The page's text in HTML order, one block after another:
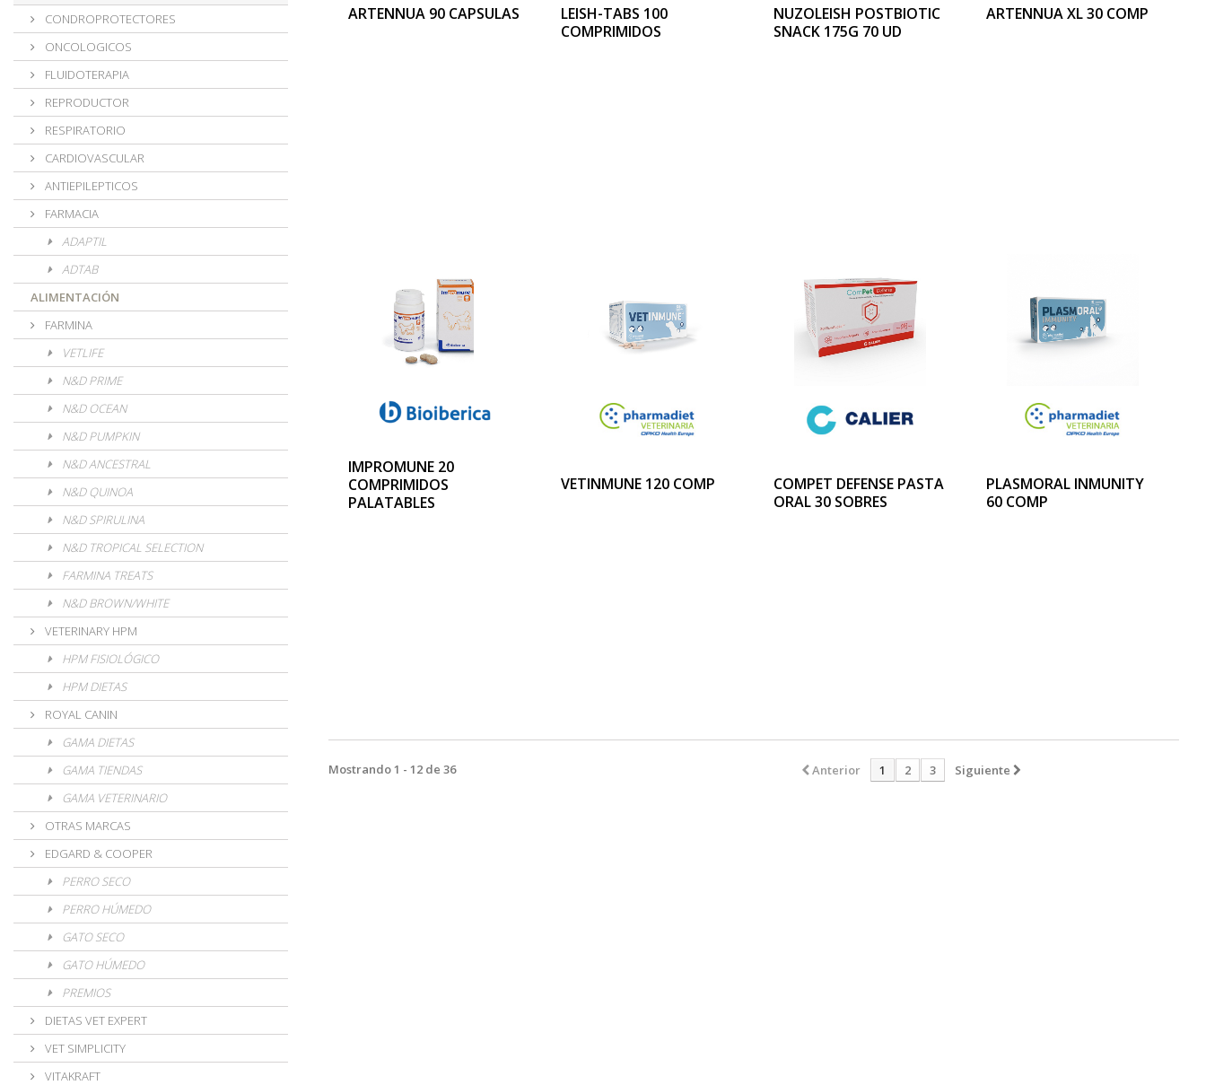
CONDROPROTECTORES
ONCOLOGICOS
FLUIDOTERAPIA
REPRODUCTOR
RESPIRATORIO
CARDIOVASCULAR
ANTIEPILEPTICOS
FARMACIA
ADAPTIL
ADTAB
ALIMENTACIÓN
FARMINA
VETLIFE
N&D PRIME
N&D OCEAN
N&D PUMPKIN
N&D ANCESTRAL
N&D QUINOA
N&D SPIRULINA
N&D TROPICAL SELECTION
FARMINA TREATS
N&D BROWN/WHITE
VETERINARY HPM
HPM FISIOLÓGICO
HPM DIETAS
ROYAL CANIN
GAMA DIETAS
GAMA TIENDAS
GAMA VETERINARIO
OTRAS MARCAS
EDGARD & COOPER
PERRO SECO
PERRO HÚMEDO
GATO SECO
GATO HÚMEDO
PREMIOS
DIETAS VET EXPERT
VET SIMPLICITY
VITAKRAFT
ARTENNUA 90 CAPSULAS
LEISH-TABS 100
COMPRIMIDOS
NUZOLEISH POSTBIOTIC
SNACK 175G 70 UD
ARTENNUA XL 30 COMP
IMPROMUNE 20
COMPRIMIDOS
PALATABLES
VETINMUNE 120 COMP
COMPET DEFENSE PASTA
ORAL 30 SOBRES
PLASMORAL INMUNITY
60 COMP
Anterior 1 2 3 Siguiente
Mostrando 1 - 12 de 36